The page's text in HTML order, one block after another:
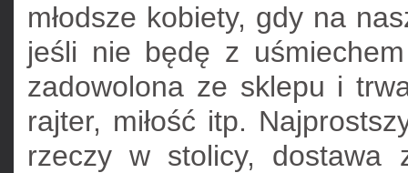
młodsze kobiety, gdy na
jeśli nie będę z
zadowolona ze sklepu i
rajter, miłość itp.
rzeczy w stolicy, dostawa